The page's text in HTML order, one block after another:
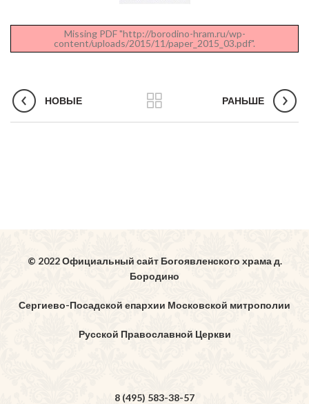
Missing PDF "http://borodino-hram.ru/wp-
content/uploads/2015/11/paper_2015_03.pdf".
НОВЫЕ РАНЬШЕ
© 2022 Официальный сайт Богоявленского храма д.
Бородино
Сергиево-Посадской епархии Московской митрополии
Русской Православной Церкви
8 (495) 583-38-57